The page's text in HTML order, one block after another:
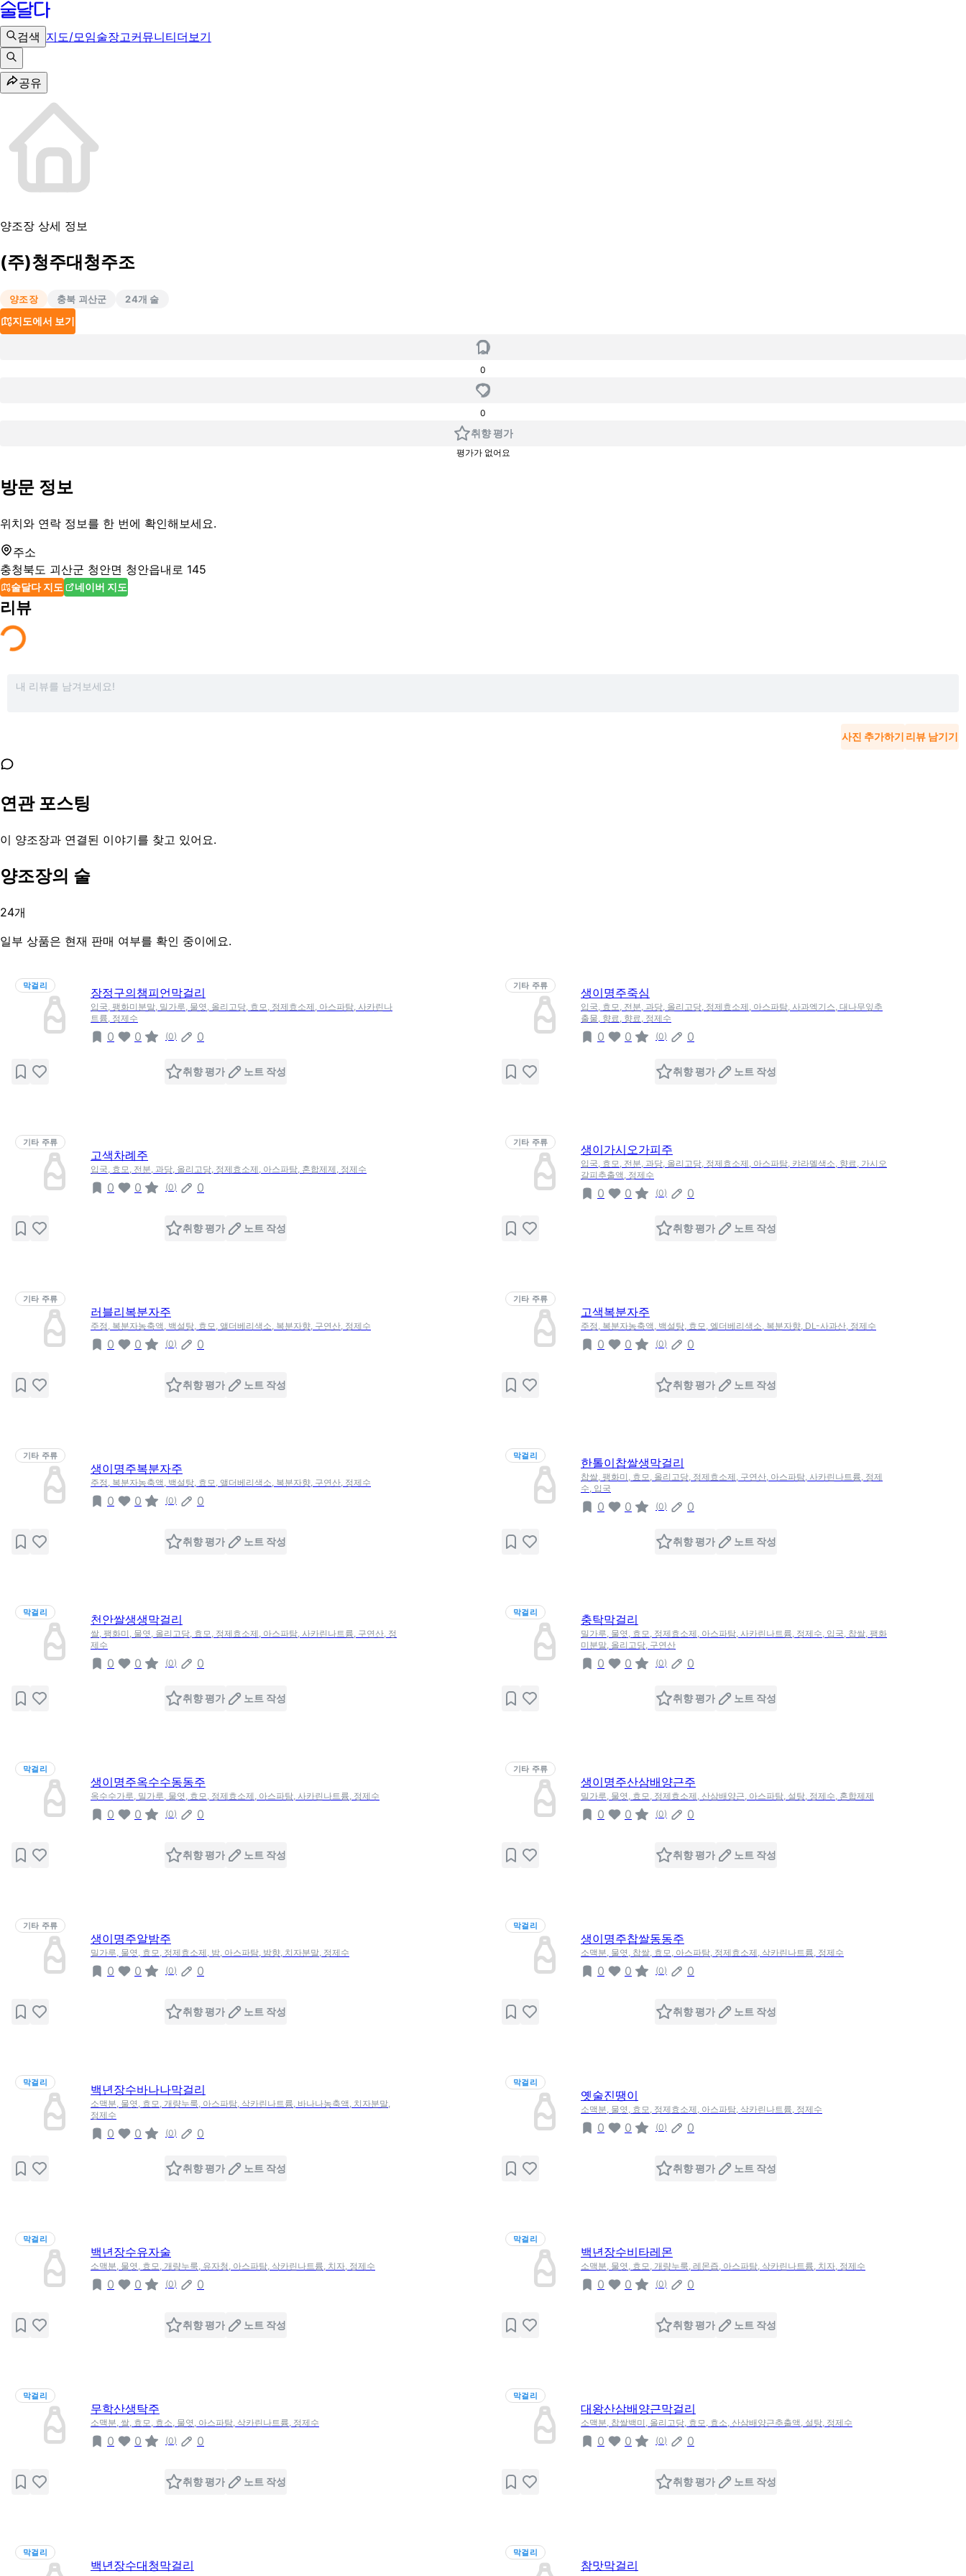
검색 지도/모임술장고커뮤니티더보기
공유
양조장 상세 정보
(주)청주대청주조
양조장 충북 괴산군 24개 술
지도에서 보기
0
0
취향 평가
평가가 없어요
방문 정보
위치와 연락 정보를 한 번에 확인해보세요.
주소
충청북도 괴산군 청안면 청안읍내로 145
술달다 지도 네이버 지도
리뷰
사진 추가하기 리뷰 남기기
연관 포스팅
이 양조장과 연결된 이야기를 찾고 있어요.
양조장의 술
24개
일부 상품은 현재 판매 여부를 확인 중이에요.
막걸리
장정구의챔피언막걸리
입국, 팽화미분말, 밀가루, 물엿, 올리고당, 효모, 정제효소제, 아스파탐, 사카린나
트륨, 정제수
0 0 (0) 0
취향 평가 노트 작성
기타 주류
생이명주죽심
입국, 효모, 전분, 과당, 올리고당, 정제효소제, 아스파탐, 사과엑기스, 대나무잎추
출물, 향료, 향료, 정제수
0 0 (0) 0
취향 평가 노트 작성
기타 주류
고색차례주
입국, 효모, 전분, 과당, 올리고당, 정제효소제, 아스파탐, 혼합제제, 정제수
0 0 (0) 0
취향 평가 노트 작성
기타 주류
생이가시오가피주
입국, 효모, 전분, 과당, 올리고당, 정제효소제, 아스파탐, 캬라멜색소, 향료, 가시오
갈피추출액, 정제수
0 0 (0) 0
취향 평가 노트 작성
기타 주류
러블리복분자주
주정, 복분자농축액, 백설탕, 효모, 앨더베리색소, 복분자향, 구연산, 정제수
0 0 (0) 0
취향 평가 노트 작성
기타 주류
고색복분자주
주정, 복분자농축액, 백설탕, 효모, 엘더베리색소, 복분자향, DL-사과산, 정제수
0 0 (0) 0
취향 평가 노트 작성
기타 주류
생이명주복분자주
주정, 복분자농축액, 백설탕, 효모, 앨더베리색소, 복분자향, 구연산, 정제수
0 0 (0) 0
취향 평가 노트 작성
막걸리
한톨이찹쌀생막걸리
찹쌀, 팽화미, 효모, 올리고당, 정제효소제, 구연산, 아스파탐, 사카린나트륨, 정제
수, 입국
0 0 (0) 0
취향 평가 노트 작성
막걸리
천안쌀생생막걸리
쌀, 팽화미, 물엿, 올리고당, 효모, 정제효소제, 아스파탐, 사카린나트륨, 구연산, 정
제수
0 0 (0) 0
취향 평가 노트 작성
막걸리
충탁막걸리
밀가루, 물엿, 효모, 정제효소제, 아스파탐, 사카린나트륨, 정제수, 입국, 찹쌀, 팽화
미분말, 올리고당, 구연산
0 0 (0) 0
취향 평가 노트 작성
막걸리
생이명주옥수수동동주
옥수수가루, 밀가루, 물엿, 효모, 정제효소제, 아스파탐, 사카린나트륨, 정제수
0 0 (0) 0
취향 평가 노트 작성
기타 주류
생이명주산삼배양근주
밀가루, 물엿, 효모, 정제효소제, 산삼배양근, 아스파탐, 설탕, 정제수, 혼합제제
0 0 (0) 0
취향 평가 노트 작성
기타 주류
생이명주알밤주
밀가루, 물엿, 효모, 정제효소제, 밤, 아스파탐, 밤향, 치자분말, 정제수
0 0 (0) 0
취향 평가 노트 작성
막걸리
생이명주찹쌀동동주
소맥분, 물엿, 찹쌀, 효모, 아스파탐, 정제효소제, 삭카린나트륨, 정제수
0 0 (0) 0
취향 평가 노트 작성
막걸리
백년장수바나나막걸리
소맥분, 물엿, 효모, 개량누룩, 아스파탐, 삭카린나트륨, 바나나농축액, 치자분말,
정제수
0 0 (0) 0
취향 평가 노트 작성
막걸리
옛술진땡이
소맥분, 물엿, 효모, 정제효소제, 아스파탐, 삭카린나트륨, 정제수
0 0 (0) 0
취향 평가 노트 작성
막걸리
백년장수유자술
소맥분, 물엿, 효모, 개량누룩, 유자청, 아스파탐, 삭카린나트륨, 치자, 정제수
0 0 (0) 0
취향 평가 노트 작성
막걸리
백년장수비타레몬
소맥분, 물엿, 효모, 개량누룩, 레몬즙, 아스파탐, 삭카린나트륨, 치자, 정제수
0 0 (0) 0
취향 평가 노트 작성
막걸리
무학산생탁주
소맥분, 쌀, 효모, 효소, 물엿, 아스파탐, 삭카린나트륨, 정제수
0 0 (0) 0
취향 평가 노트 작성
막걸리
대왕산삼배양근막걸리
소맥분, 찹쌀백미, 올리고당, 효모, 효소, 산삼배양근추출액, 설탕, 정제수
0 0 (0) 0
취향 평가 노트 작성
막걸리
백년장수대청막걸리
막걸리
참맛막걸리